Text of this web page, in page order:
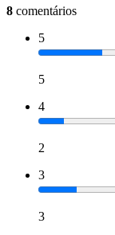
8 comentários
5
5
4
2
3
3